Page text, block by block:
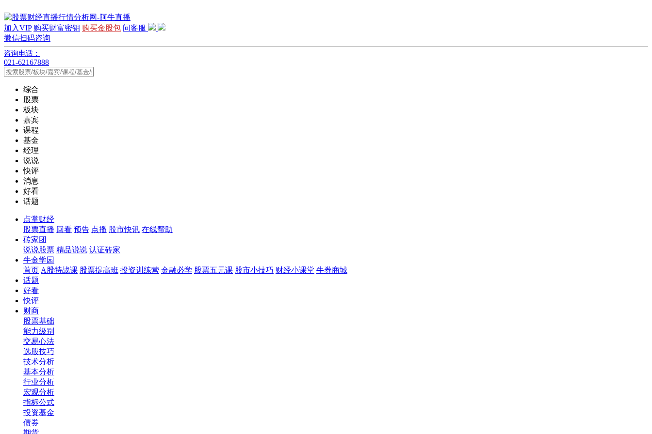
加入VIP 购买财富密钥 购买金股包 问客服
微信扫码咨询
咨询电话：
021-62167888
综合
股票
板块
嘉宾
课程
基金
经理
说说
快评
消息
好看
话题
点掌财经
股票直播 回看 预告 点播 股市快讯 在线帮助
砖家团
说说股票 精品说说 认证砖家
牛金学园
首页 A股特战课 股票提高班 投资训练营 金融必学 股票五元课 股市小技巧 财经小课堂 牛券商城
话题
好看
快评
财商
股票基础
能力级别
交易心法
选股技巧
技术分析
基本分析
行业分析
宏观分析
指标公式
投资基金
债券